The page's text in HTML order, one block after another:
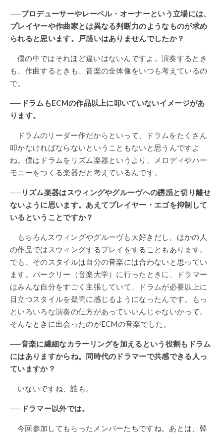
──プロデューサーやレーベル・オーナーという立場には、
プレイヤーや作曲家とは異なる判断力のようなものが求め
られると思います。戸惑いはありませんでしたか？
僕の中ではそれほど違いはないんですよ。演奏するとき
も、作曲するときも、音楽の全体像をいつも考えているの
で。
──ドラムもECMの作品以上に叩いていないイメージがあ
ります。
ドラムのリーダー作だからといって、ドラムをたくさん
叩かなければならないということもないと思うんですよ
ね。僕はドラムをリズム楽器というより、メロディやハー
モニーをつくる楽器だと考えているんです。
──リズム楽器はスウィングやグルーヴへの誘惑と切り離せ
ないように思います。あえてプレイヤー・エゴを抑制して
いるということですか？
もちろんスウィングやグルーヴも大好きだし、ほかの人
の作品ではスウィングするプレイをすることもあります。
でも、そのスタイルは自分の音楽には合わないと思ってい
ます。バークリー（音楽大学）に行ったときに、ドラマー
はみんな自分をすごく主張していて、ドラムが必要以上に
目立つスタイルを疑問に感じるようになったんです。もっ
といろいろな演奏の仕方があっていいんじゃないかって。
そんなときに出会ったのがECMの音楽でした。
──音楽に繊細なカラーリングを加えるという役割もドラム
にはありますからね。同時代のドラマーで共感できる人っ
ていますか？
いないですね、誰も。
──ドラマー以外では。
今回参加してもらったメンバーたちですね。あとは、韓